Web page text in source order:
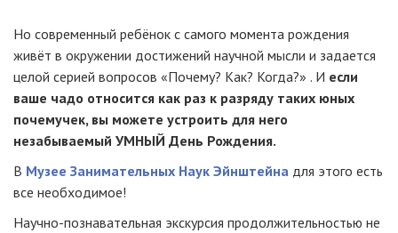
Но современный ребёнок с самого момента рождения
живёт в окружении достижений научной мысли и задается
целой серией вопросов «Почему? Как? Когда?» . И если
ваше чадо относится как раз к разряду таких юных
почемучек, вы можете устроить для него
незабываемый УМНЫЙ День Рождения.
В Музее Занимательных Наук Эйнштейна для этого есть
все необходимое!
Научно-познавательная экскурсия продолжительностью не